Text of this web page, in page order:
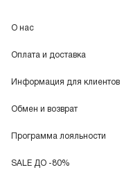
О нас
Оплата и доставка
Информация для клиентов
Обмен и возврат
Программа лояльности
SALE ДО -80%